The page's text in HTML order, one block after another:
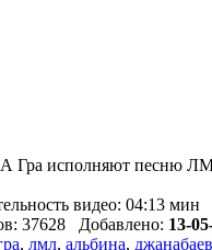
Гра исполняют песню
видео: 04:13 мин
37628 Добавлено: 13-
, лмл, альбина,